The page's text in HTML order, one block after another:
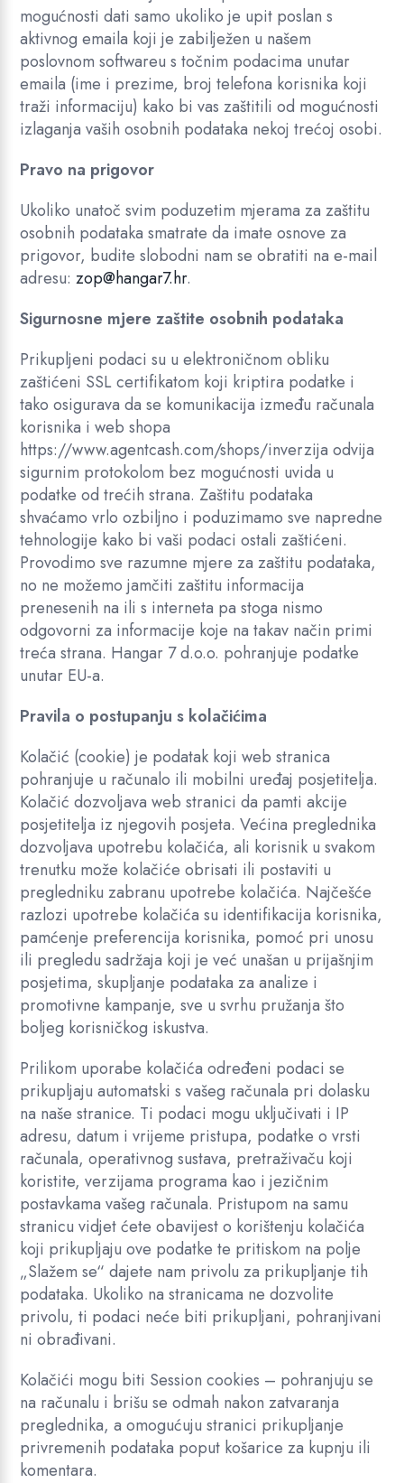
mogućnosti dati samo ukoliko je upit poslan s
aktivnog emaila koji je zabilježen u našem
poslovnom softwareu s točnim podacima unutar
emaila (ime i prezime, broj telefona korisnika koji
traži informaciju) kako bi vas zaštitili od mogućnosti
izlaganja vaših osobnih podataka nekoj trećoj osobi.
Pravo na prigovor
Ukoliko unatoč svim poduzetim mjerama za zaštitu
osobnih podataka smatrate da imate osnove za
prigovor, budite slobodni nam se obratiti na e-mail
adresu:zop@hangar7.hr.
Sigurnosne mjere zaštite osobnih podataka
Prikupljeni podaci su u elektroničnom obliku
zaštićeni SSL certifikatom koji kriptira podatke i
tako osigurava da se komunikacija između računala
korisnika i web shopa
https://www.agentcash.com/shops/inverzija odvija
sigurnim protokolom bez mogućnosti uvida u
podatke od trećih strana. Zaštitu podataka
shvaćamo vrlo ozbiljno i poduzimamo sve napredne
tehnologije kako bi vaši podaci ostali zaštićeni.
Provodimo sve razumne mjere za zaštitu podataka,
no ne možemo jamčiti zaštitu informacija
prenesenih na ili s interneta pa stoga nismo
odgovorni za informacije koje na takav način primi
treća strana. Hangar 7 d.o.o. pohranjuje podatke
unutar EU-a.
Pravila o postupanju s kolačićima
Kolačić (cookie) je podatak koji web stranica
pohranjuje u računalo ili mobilni uređaj posjetitelja.
Kolačić dozvoljava web stranici da pamti akcije
posjetitelja iz njegovih posjeta. Većina preglednika
dozvoljava upotrebu kolačića, ali korisnik u svakom
trenutku može kolačiće obrisati ili postaviti u
pregledniku zabranu upotrebe kolačića. Najčešće
razlozi upotrebe kolačića su identifikacija korisnika,
pamćenje preferencija korisnika, pomoć pri unosu
ili pregledu sadržaja koji je već unašan u prijašnjim
posjetima, skupljanje podataka za analize i
promotivne kampanje, sve u svrhu pružanja što
boljeg korisničkog iskustva.
Prilikom uporabe kolačića određeni podaci se
prikupljaju automatski s vašeg računala pri dolasku
na naše stranice. Ti podaci mogu uključivati i IP
adresu, datum i vrijeme pristupa, podatke o vrsti
računala, operativnog sustava, pretraživaču koji
koristite, verzijama programa kao i jezičnim
postavkama vašeg računala. Pristupom na samu
stranicu vidjet ćete obavijest o korištenju kolačića
koji prikupljaju ove podatke te pritiskom na polje
„Slažem se“ dajete nam privolu za prikupljanje tih
podataka. Ukoliko na stranicama ne dozvolite
privolu, ti podaci neće biti prikupljani, pohranjivani
ni obrađivani.
Kolačići mogu biti Session cookies – pohranjuju se
na računalu i brišu se odmah nakon zatvaranja
preglednika, a omogućuju stranici prikupljanje
privremenih podataka poput košarice za kupnju ili
komentara.